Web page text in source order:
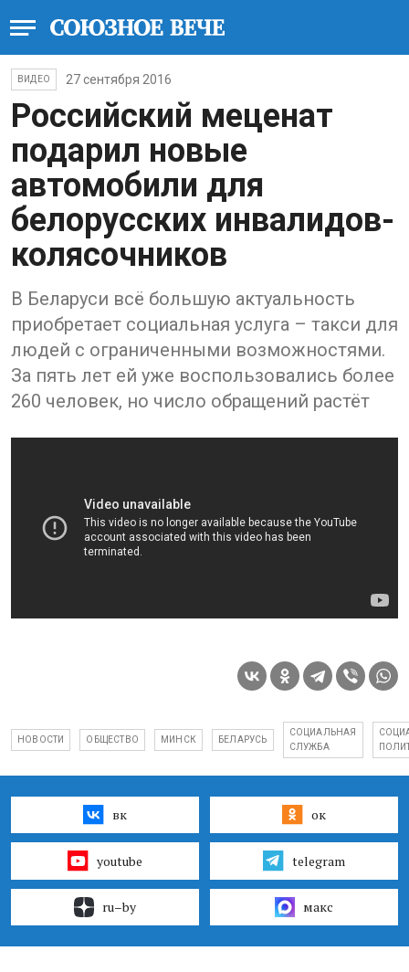
ВИДЕО 27 сентября 2016
Российский меценат
подарил новые
автомобили для
белорусских инвалидов-
колясочников
В Беларуси всё большую актуальность
приобретает социальная услуга – такси для
людей с ограниченными возможностями.
За пять лет ей уже воспользовались более
260 человек, но число обращений растёт
НОВОСТИ ОБЩЕСТВО МИНСК БЕЛАРУСЬ
СОЦИАЛЬНАЯ
СЛУЖБА
вк ок
youtube telegram
ru–by макс